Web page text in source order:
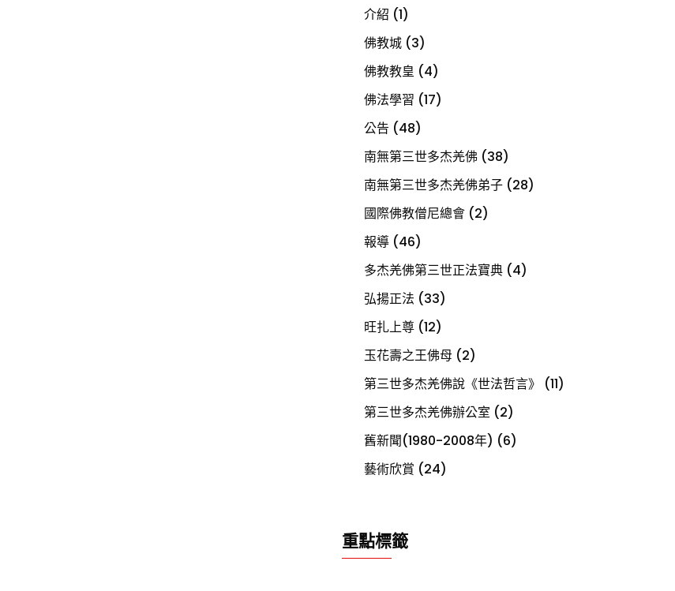
介紹 (1)
佛教城 (3)
佛教教皇 (4)
佛法學習 (17)
公告 (48)
南無第三世多杰羌佛 (38)
南無第三世多杰羌佛弟子 (28)
國際佛教僧尼總會 (2)
報導 (46)
多杰羌佛第三世正法寶典 (4)
弘揚正法 (33)
旺扎上尊 (12)
玉花壽之王佛母 (2)
第三世多杰羌佛說《世法哲言》
(11)
第三世多杰羌佛辦公室 (2)
舊新聞(1980-2008年) (6)
藝術欣賞 (24)
重點標籤